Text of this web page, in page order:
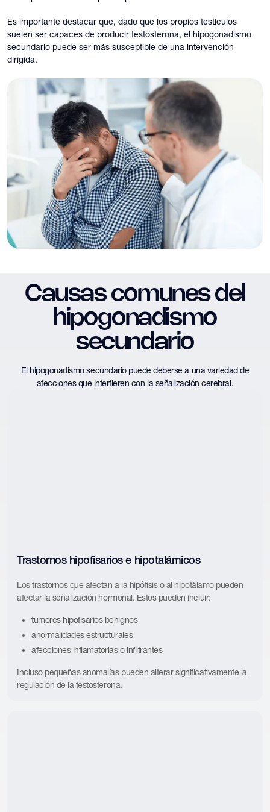
Es importante destacar que, dado que los propios testículos
suelen ser capaces de producir testosterona, el hipogonadismo
secundario puede ser más susceptible de una intervención
dirigida.
Causas comunes del
hipogonadismo
secundario
El hipogonadismo secundario puede deberse a una variedad de
afecciones que interfieren con la señalización cerebral.
Trastornos hipofisarios e hipotalámicos
Los trastornos que afectan a la hipófisis o al hipotálamo pueden
afectar la señalización hormonal. Estos pueden incluir:
tumores hipofisarios benignos
anormalidades estructurales
afecciones inflamatorias o infiltrantes
Incluso pequeñas anomalías pueden alterar significativamente la
regulación de la testosterona.